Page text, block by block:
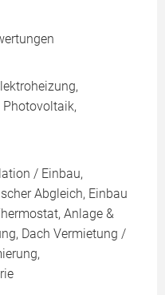
Photovoltaik,
/ Einbau,
Abgleich, Einbau
Anlage &
Dach Vermietung /